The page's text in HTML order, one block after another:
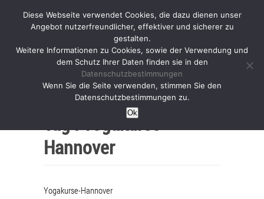
Home
Yogakurse-
Hannover
Yogakurse-Hannover
Diese Webseite verwendet Cookies, die dazu dienen unser
Angebot nutzerfreundlicher, effektiver und sicherer zu
gestalten.
Weitere Informationen zu Cookies, sowie der Verwendung und
dem Schutz Ihrer Daten finden sie in den
Datenschutzbestimmungen
Wenn Sie die Seite verwenden, stimmen Sie den
Datenschutzbestimmungen zu.
Ok